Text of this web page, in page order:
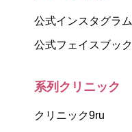
公式インスタグラム
公式フェイスブック
系列クリニック
クリニック9ru